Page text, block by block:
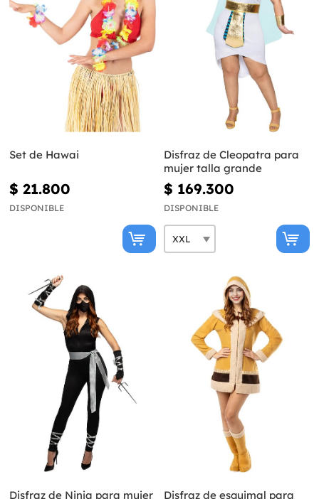
Set de Hawai
$ 21.800
DISPONIBLE
Disfraz de Cleopatra para
mujer talla grande
$ 169.300
DISPONIBLE
Disfraz de Ninja para mujer
Disfraz de esquimal para